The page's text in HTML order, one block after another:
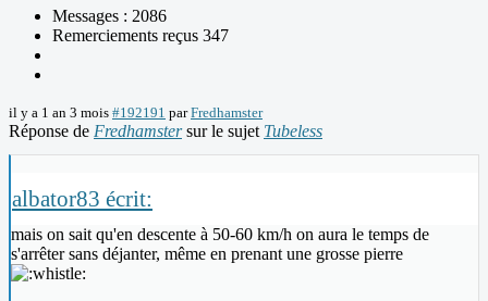
Messages : 2086
Remerciements reçus 347
il y a 1 an 3 mois #192191 parFredhamster
Réponse de Fredhamstersur le sujet Tubeless
albator83 écrit:
mais on sait qu'en descente à 50-60 km/h on aura le temps de
s'arrêter sans déjanter, même en prenant une grosse pierre